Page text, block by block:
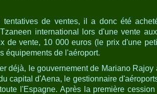
tentatives de ventes, il a donc été
international lors d'une vente
de vente, 10 000 euros (le prix d'une
équipements de l'aéroport.
déjà, le gouvernement de Mariano
capital d'Aena, le gestionnaire
l'Espagne. Après la première